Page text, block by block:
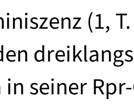
(1,
in seiner